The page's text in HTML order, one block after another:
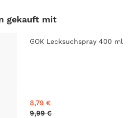
gekauft mit
GOK Lecksuchspray 400 ml
8,79 €
9,99 €